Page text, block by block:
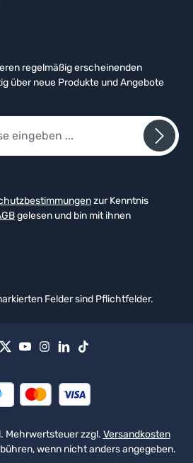
regelmäßig erscheinenden
über neue Produkte und Angebote
zur Kenntnis
gelesen und bin mit ihnen
Felder sind Pflichtfelder.
Mehrwertsteuer zzgl. Versandkosten
wenn nicht anders angegeben.